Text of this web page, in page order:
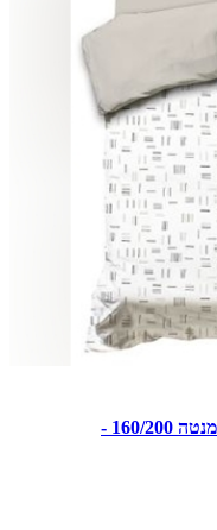
סט מצעים למיטה זוגית 100% כותנה felix מנטה 160/200 -